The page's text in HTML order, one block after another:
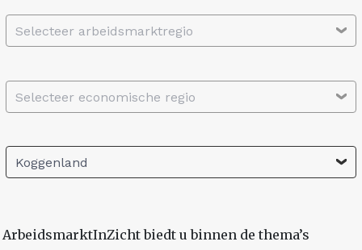
Selecteer arbeidsmarktregio
Selecteer economische regio
Koggenland
ArbeidsmarktInZicht biedt u binnen de thema’s